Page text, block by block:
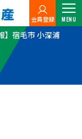
会員登録 MENU
】宿毛市 小深浦